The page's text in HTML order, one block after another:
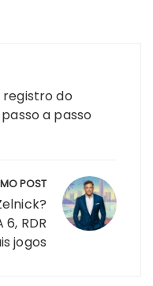
do
a passo
POST
RDR
jogos